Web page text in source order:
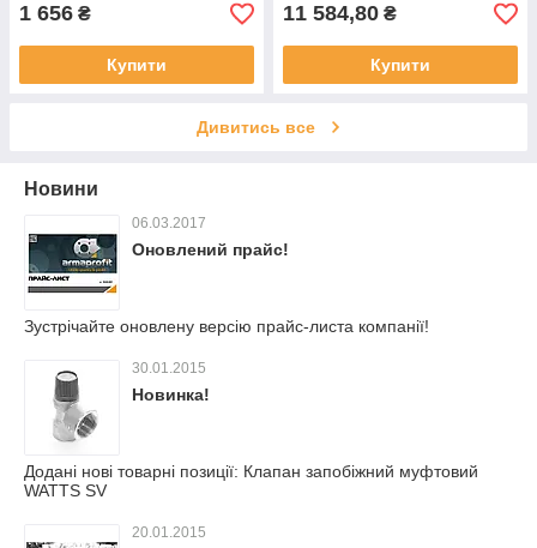
1 656 ₴
Купити
11 584,80 ₴
Купити
Дивитись все
Новини
06.03.2017
Оновлений прайс!
Зустрічайте оновлену версію прайс-листа компанії!
30.01.2015
Новинка!
Додані нові товарні позиції: Клапан запобіжний муфтовий
WATTS SV
20.01.2015